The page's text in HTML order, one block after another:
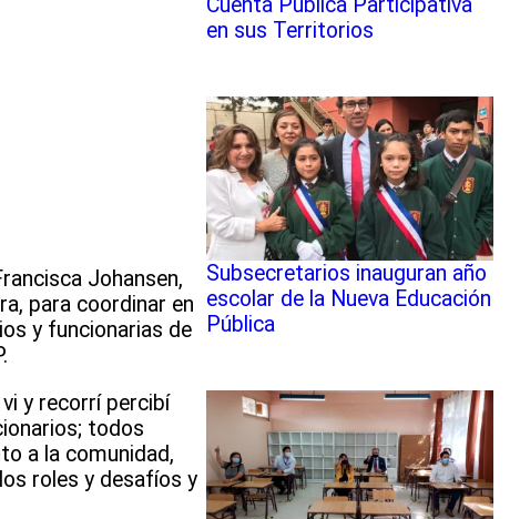
Johansen,
para coordinar en
y funcionarias de
y recorrí percibí
todos
a la comunidad,
roles y desafíos y
en sus Territorios
Subsecretarios inauguran año
escolar de la Nueva Educación
Pública